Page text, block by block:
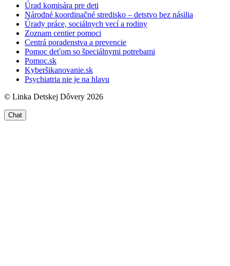
Úrad komisára pre deti
Národné koordinačné stredisko – detstvo bez násilia
Úrady práce, sociálnych vecí a rodiny
Zoznam centier pomoci
Centrá poradenstva a prevencie
Pomoc deťom so špeciálnymi potrebami
Pomoc.sk
Kyberšikanovanie.sk
Psychiatria nie je na hlavu
© Linka Detskej Dôvery 2026